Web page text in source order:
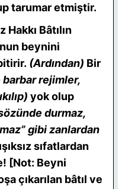
tarumar etmiştir.
Bâtılın
beynini
(Ardından) Bir
barbar rejimler,
yok olup
durmaz,
gibi zanlardan
sıfatlardan
[Not: Beyni
çıkarılan bâtıl ve